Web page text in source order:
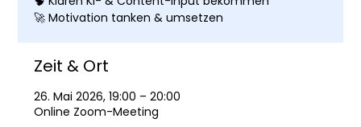
🚀 Motivation tanken & umsetzen
Zeit & Ort
26. Mai 2026, 19:00 – 20:00
Online Zoom-Meeting